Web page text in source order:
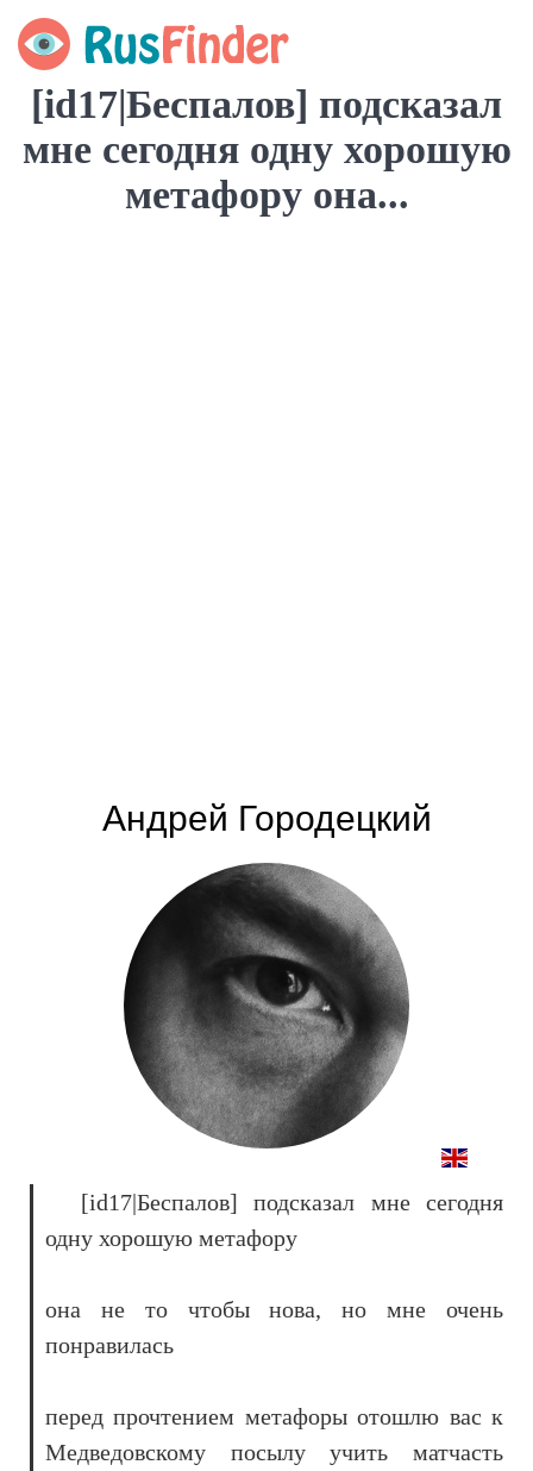
[id17|Беспалов] подсказал
мне сегодня одну хорошую
метафору она...
Андрей Городецкий
[id17|Беспалов] подсказал мне сегодня
одну хорошую метафору
она не то чтобы нова, но мне очень
понравилась
перед прочтением метафоры отошлю вас к
Медведовскому посылу учить матчасть